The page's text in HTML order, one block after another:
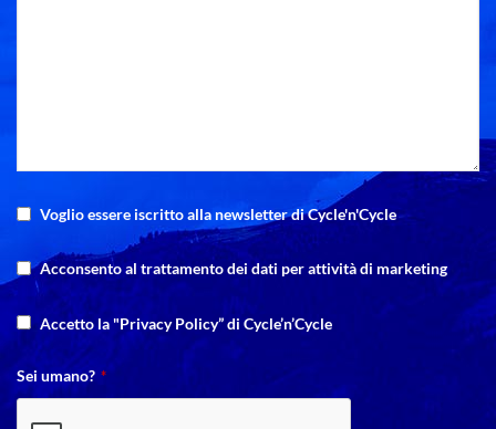
Voglio essere iscritto alla newsletter di Cycle'n'Cycle
Acconsento al trattamento dei dati per attività di marketing
Accetto la "Privacy Policy” di Cycle’n’Cycle
Sei umano? *